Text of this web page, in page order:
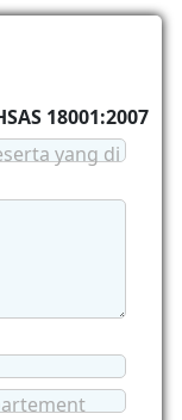
18001:2007
yang di